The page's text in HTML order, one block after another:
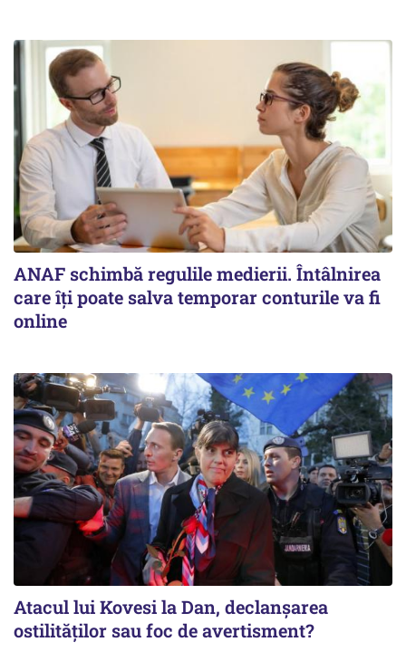
ANAF schimbă regulile medierii. Întâlnirea
care îți poate salva temporar conturile va fi
online
Atacul lui Kovesi la Dan, declanșarea
ostilităților sau foc de avertisment?